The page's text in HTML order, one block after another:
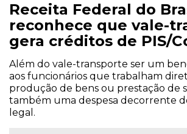
Receita Federal do
reconhece que vale-
gera créditos de PIS/
Além do vale-transporte ser um
aos funcionários que trabalham
produção de bens ou prestação de
também uma despesa decorrente
legal.